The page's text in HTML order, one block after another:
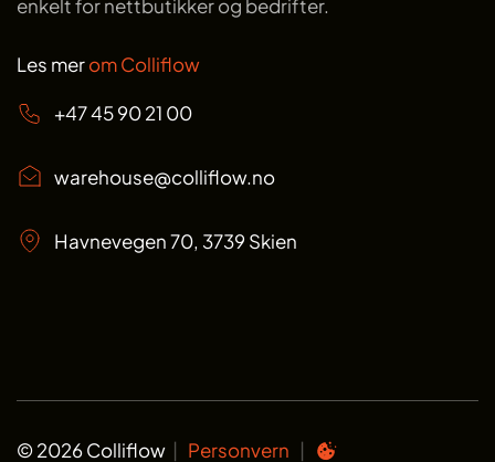
enkelt for nettbutikker og bedrifter.
Les merom Colliflow
+47 45 90 21 00
warehouse@colliflow.no
Havnevegen 70, 3739 Skien
© 2026 Colliflow | Personvern |